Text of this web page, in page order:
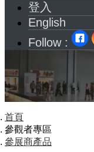
登入
English
Follow :
首頁
參觀者專區
參展商產品